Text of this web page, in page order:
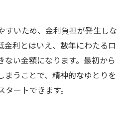
すいため、金利負担が発生しな
金利とはいえ、数年にわたるロ
ない金額になります。最初から
まうことで、精神的なゆとりを
ートできます。